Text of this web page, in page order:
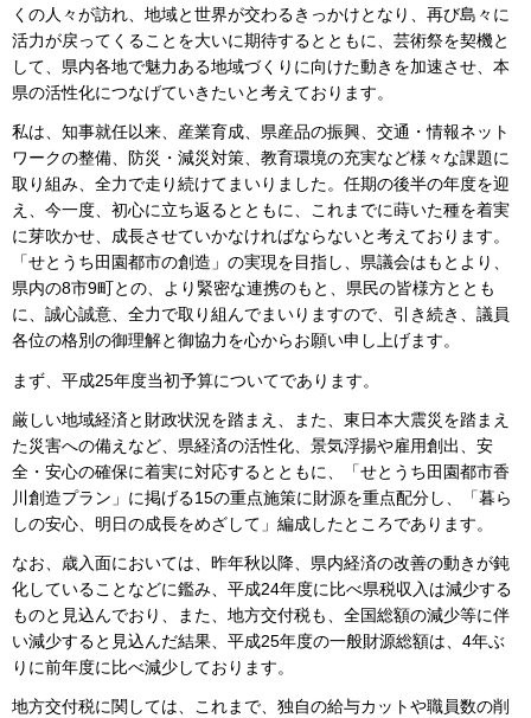
くの人々が訪れ、地域と世界が交わるきっかけとなり、再び島々に
活力が戻ってくることを大いに期待するとともに、芸術祭を契機と
して、県内各地で魅力ある地域づくりに向けた動きを加速させ、本
県の活性化につなげていきたいと考えております。
私は、知事就任以来、産業育成、県産品の振興、交通・情報ネット
ワークの整備、防災・減災対策、教育環境の充実など様々な課題に
取り組み、全力で走り続けてまいりました。任期の後半の年度を迎
え、今一度、初心に立ち返るとともに、これまでに蒔いた種を着実
に芽吹かせ、成長させていかなければならないと考えております。
「せとうち田園都市の創造」の実現を目指し、県議会はもとより、
県内の8市9町との、より緊密な連携のもと、県民の皆様方ととも
に、誠心誠意、全力で取り組んでまいりますので、引き続き、議員
各位の格別の御理解と御協力を心からお願い申し上げます。
まず、平成25年度当初予算についてであります。
厳しい地域経済と財政状況を踏まえ、また、東日本大震災を踏まえ
た災害への備えなど、県経済の活性化、景気浮揚や雇用創出、安
全・安心の確保に着実に対応するとともに、「せとうち田園都市香
川創造プラン」に掲げる15の重点施策に財源を重点配分し、「暮ら
しの安心、明日の成長をめざして」編成したところであります。
なお、歳入面においては、昨年秋以降、県内経済の改善の動きが鈍
化していることなどに鑑み、平成24年度に比べ県税収入は減少する
ものと見込んでおり、また、地方交付税も、全国総額の減少等に伴
い減少すると見込んだ結果、平成25年度の一般財源総額は、4年ぶ
りに前年度に比べ減少しております。
地方交付税に関しては、これまで、独自の給与カットや職員数の削